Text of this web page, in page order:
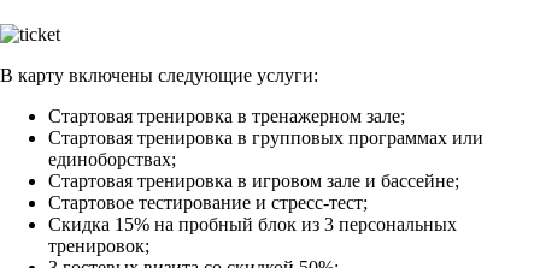
В карту включены следующие услуги:
Стартовая тренировка в тренажерном зале;
Стартовая тренировка в групповых программах или
единоборствах;
Стартовая тренировка в игровом зале и бассейне;
Стартовое тестирование и стресс-тест;
Скидка 15% на пробный блок из 3 персональных
тренировок;